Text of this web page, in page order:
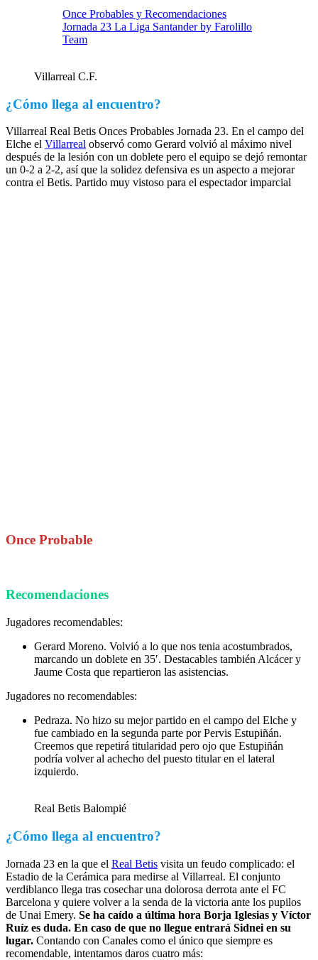
Once Probables y Recomendaciones
Jornada 23 La Liga Santander by Farolillo
Team
Villarreal C.F.
¿Cómo llega al encuentro?
Villarreal Real Betis Onces Probables Jornada 23. En el campo del
Elche el Villarreal observó como Gerard volvió al máximo nivel
después de la lesión con un doblete pero el equipo se dejó remontar
un 0-2 a 2-2, así que la solidez defensiva es un aspecto a mejorar
contra el Betis. Partido muy vistoso para el espectador imparcial
Once Probable
Recomendaciones
Jugadores recomendables:
Gerard Moreno. Volvió a lo que nos tenia acostumbrados,
marcando un doblete en 35′. Destacables también Alcácer y
Jaume Costa que repartieron las asistencias.
Jugadores no recomendables:
Pedraza. No hizo su mejor partido en el campo del Elche y
fue cambiado en la segunda parte por Pervis Estupiñán.
Creemos que repetirá titularidad pero ojo que Estupiñán
podría volver al achecho del puesto titular en el lateral
izquierdo.
Real Betis Balompié
¿Cómo llega al encuentro?
Jornada 23 en la que el Real Betis visita un feudo complicado: el
Estadio de la Cerámica para medirse al Villarreal. El conjunto
verdiblanco llega tras cosechar una dolorosa derrota ante el FC
Barcelona y quiere volver a la senda de la victoria ante los pupilos
de Unai Emery. Se ha caído a última hora Borja Iglesias y Víctor
Ruíz es duda. En caso de que no llegue entrará Sidnei en su
lugar. Contando con Canales como el único que siempre es
recomendable, intentamos daros cuatro más: